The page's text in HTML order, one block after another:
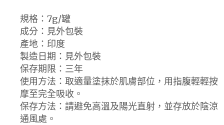
規格：7g/罐
成分：見外包裝
產地：印度
製造日期：見外包裝
保存期限：三年
使用方法：取適量塗抹於肌膚部位，用指腹輕輕按
摩至完全吸收。
保存方法：請避免高溫及陽光直射，並存放於陰涼
通風處。